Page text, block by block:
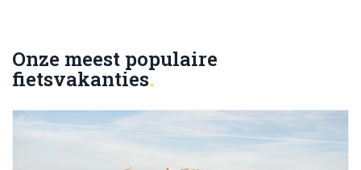
Onze meest populaire
fietsvakanties